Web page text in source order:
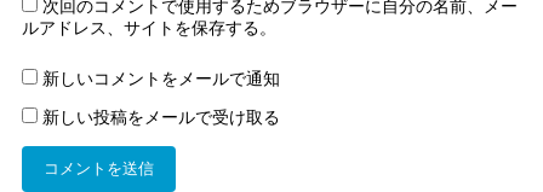
次回のコメントで使用するためブラウザーに自分の名前、メー
ルアドレス、サイトを保存する。
新しいコメントをメールで通知
新しい投稿をメールで受け取る